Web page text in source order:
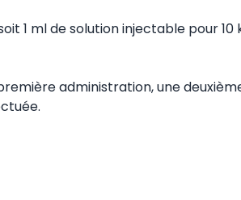
1 ml de solution injectable pour 10
administration, une